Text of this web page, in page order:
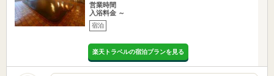
営業時間
入浴料金 ～
宿泊
楽天トラベルの宿泊プランを見る